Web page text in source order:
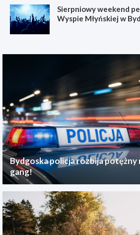
Sierpniowy weekend
Wyspie Młyńskiej w
Bydgoska policja rozbija
gang!